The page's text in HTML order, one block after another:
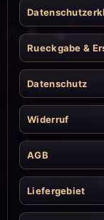
Rueckgabe &
Datenschutz
Widerruf
AGB
Liefergebiet